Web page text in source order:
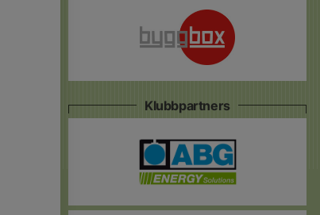
Klubbpartners